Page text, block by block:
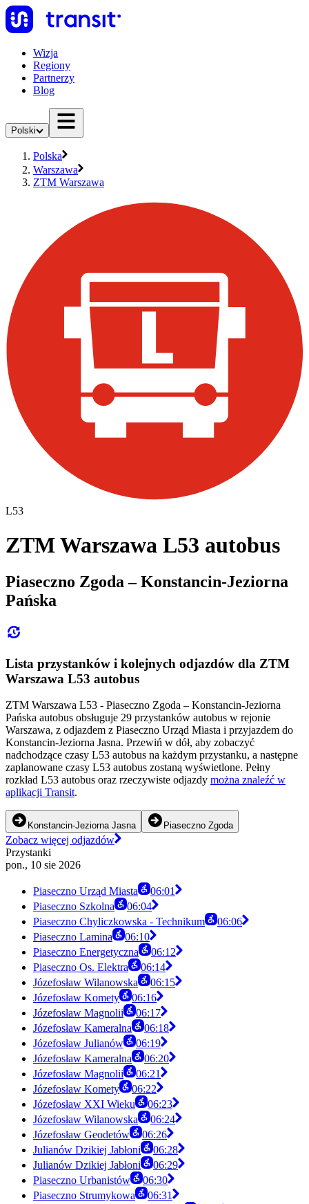
Wizja
Regiony
Partnerzy
Blog
Polski
Polska
Warszawa
ZTM Warszawa
L53
ZTM Warszawa L53 autobus
Piaseczno Zgoda – Konstancin-Jeziorna
Pańska
Lista przystanków i kolejnych odjazdów dla ZTM
Warszawa L53 autobus
ZTM Warszawa L53 - Piaseczno Zgoda – Konstancin-Jeziorna
Pańska autobus obsługuje 29 przystanków autobus w rejonie
Warszawa, z odjazdem z Piaseczno Urząd Miasta i przyjazdem do
Konstancin-Jeziorna Jasna. Przewiń w dół, aby zobaczyć
nadchodzące czasy L53 autobus na każdym przystanku, a następne
zaplanowane czasy L53 autobus zostaną wyświetlone. Pełny
rozkład L53 autobus oraz rzeczywiste odjazdy można znaleźć w
aplikacji Transit.
Konstancin-Jeziorna Jasna Piaseczno Zgoda
Zobacz więcej odjazdów
Przystanki
pon., 10 sie 2026
Piaseczno Urząd Miasta
06:01
Piaseczno Szkolna
06:04
Piaseczno Chyliczkowska - Technikum
06:06
Piaseczno Lamina
06:10
Piaseczno Energetyczna
06:12
Piaseczno Os. Elektra
06:14
Józefosław Wilanowska
06:15
Józefosław Komety
06:16
Józefosław Magnolii
06:17
Józefosław Kameralna
06:18
Józefosław Julianów
06:19
Józefosław Kameralna
06:20
Józefosław Magnolii
06:21
Józefosław Komety
06:22
Józefosław XXI Wieku
06:23
Józefosław Wilanowska
06:24
Józefosław Geodetów
06:26
Julianów Dzikiej Jabłoni
06:28
Julianów Dzikiej Jabłoni
06:29
Piaseczno Urbanistów
06:30
Piaseczno Strumykowa
06:31